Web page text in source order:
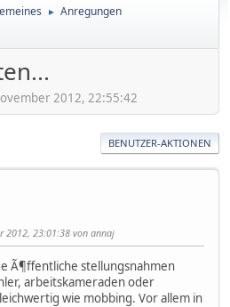
► Anregungen
2012, 22:55:42
BENUTZER-AKTIONEN
2012, 23:01:38 von annaj
Ã¶ffentliche stellungsnahmen
arbeitskameraden oder
wie mobbing. Vor allem in